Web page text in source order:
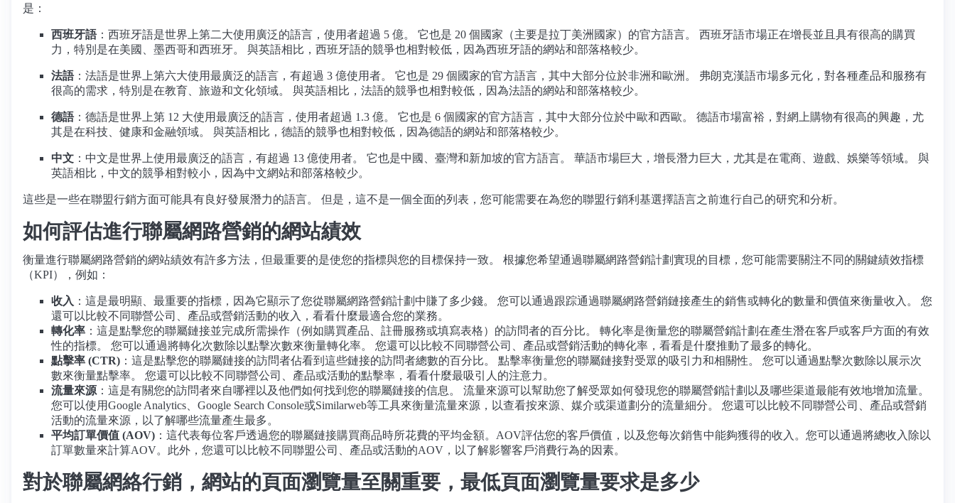
是：
西班牙語：西班牙語是世界上第二大使用廣泛的語言，使用者超過 5 億。 它也是 20 個國家（主要是拉丁美洲國家）的官方語言。 西班牙語市場正在增長並且具有很高的購買
力，特別是在美國、墨西哥和西班牙。 與英語相比，西班牙語的競爭也相對較低，因為西班牙語的網站和部落格較少。
法語：法語是世界上第六大使用最廣泛的語言，有超過 3 億使用者。 它也是 29 個國家的官方語言，其中大部分位於非洲和歐洲。 弗朗克漢語市場多元化，對各種產品和服務有
很高的需求，特別是在教育、旅遊和文化領域。 與英語相比，法語的競爭也相對較低，因為法語的網站和部落格較少。
德語：德語是世界上第 12 大使用最廣泛的語言，使用者超過 1.3 億。 它也是 6 個國家的官方語言，其中大部分位於中歐和西歐。 德語市場富裕，對網上購物有很高的興趣，尤
其是在科技、健康和金融領域。 與英語相比，德語的競爭也相對較低，因為德語的網站和部落格較少。
中文 ：中文是世界上使用最廣泛的語言，有超過 13 億使用者。 它也是中國、臺灣和新加坡的官方語言。 華語市場巨大，增長潛力巨大，尤其是在電商、遊戲、娛樂等領域。 與
英語相比，中文的競爭相對較小，因為中文網站和部落格較少。
這些是一些在聯盟行銷方面可能具有良好發展潛力的語言。 但是，這不是一個全面的列表，您可能需要在為您的聯盟行銷利基選擇語言之前進行自己的研究和分析。
如何評估進行聯屬網路營銷的網站績效
衡量進行聯屬網路營銷的網站績效有許多方法，但最重要的是使您的指標與您的目標保持一致。 根據您希望通過聯屬網路營銷計劃實現的目標，您可能需要關注不同的關鍵績效指標
（KPI），例如：
收入 ：這是最明顯、最重要的指標，因為它顯示了您從聯屬網路營銷計劃中賺了多少錢。 您可以通過跟踪通過聯屬網路營銷鏈接產生的銷售或轉化的數量和價值來衡量收入。 您
還可以比較不同聯營公司、產品或營銷活動的收入，看看什麼最適合您的業務。
轉化率 ：這是點擊您的聯屬鏈接並完成所需操作（例如購買產品、註冊服務或填寫表格）的訪問者的百分比。 轉化率是衡量您的聯屬營銷計劃在產生潛在客戶或客戶方面的有效
性的指標。 您可以通過將轉化次數除以點擊次數來衡量轉化率。 您還可以比較不同聯營公司、產品或營銷活動的轉化率，看看是什麼推動了最多的轉化。
點擊率 (CTR) ：這是點擊您的聯屬鏈接的訪問者佔看到這些鏈接的訪問者總數的百分比。 點擊率衡量您的聯屬鏈接對受眾的吸引力和相關性。 您可以通過點擊次數除以展示次
數來衡量點擊率。 您還可以比較不同聯營公司、產品或活動的點擊率，看看什麼最吸引人的注意力。
流量來源 ：這是有關您的訪問者來自哪裡以及他們如何找到您的聯屬鏈接的信息。 流量來源可以幫助您了解受眾如何發現您的聯屬營銷計劃以及哪些渠道最能有效地增加流量。
您可以使用Google Analytics、Google Search Console或Similarweb等工具來衡量流量來源，以查看按來源、媒介或渠道劃分的流量細分。 您還可以比較不同聯營公司、產品或營銷
活動的流量來源，以了解哪些流量產生最多。
平均訂單價值 (AOV) ：這代表每位客戶透過您的聯屬鏈接購買商品時所花費的平均金額。AOV評估您的客戶價值，以及您每次銷售中能夠獲得的收入。您可以通過將總收入除以
訂單數量來計算AOV。此外，您還可以比較不同聯盟公司、產品或活動的AOV，以了解影響客戶消費行為的因素。
對於聯屬網絡行銷，網站的頁面瀏覽量至關重要，最低頁面瀏覽量要求是多少